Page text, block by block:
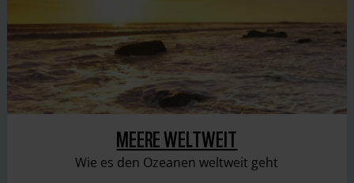
MEERE WELTWEIT
Wie es den Ozeanen weltweit geht